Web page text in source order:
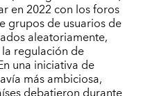
en 2022 con los foros
grupos de usuarios de
aleatoriamente,
regulación de
una iniciativa de
más ambiciosa,